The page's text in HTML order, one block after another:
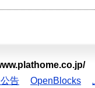
告 OpenBlocks